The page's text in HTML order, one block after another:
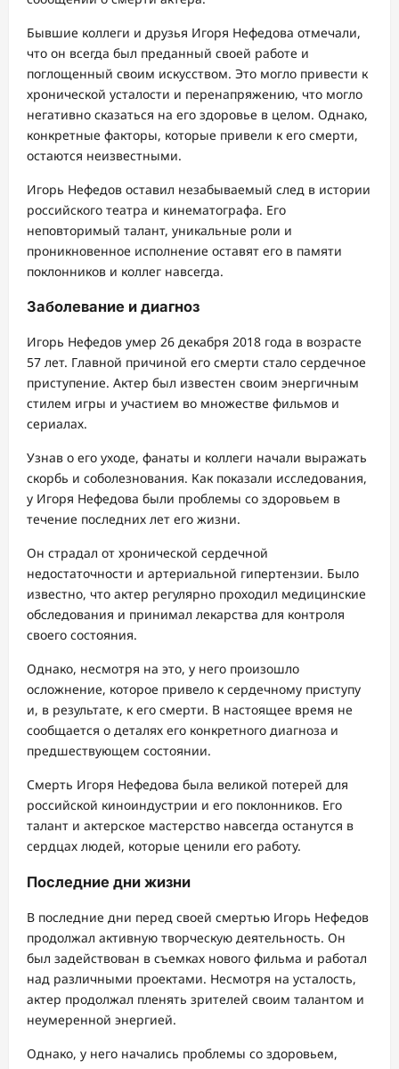
Бывшие коллеги и друзья Игоря Нефедова отмечали,
что он всегда был преданный своей работе и
поглощенный своим искусством. Это могло привести к
хронической усталости и перенапряжению, что могло
негативно сказаться на его здоровье в целом. Однако,
конкретные факторы, которые привели к его смерти,
остаются неизвестными.
Игорь Нефедов оставил незабываемый след в истории
российского театра и кинематографа. Его
неповторимый талант, уникальные роли и
проникновенное исполнение оставят его в памяти
поклонников и коллег навсегда.
Заболевание и диагноз
Игорь Нефедов умер 26 декабря 2018 года в возрасте
57 лет. Главной причиной его смерти стало сердечное
приступение. Актер был известен своим энергичным
стилем игры и участием во множестве фильмов и
сериалах.
Узнав о его уходе, фанаты и коллеги начали выражать
скорбь и соболезнования. Как показали исследования,
у Игоря Нефедова были проблемы со здоровьем в
течение последних лет его жизни.
Он страдал от хронической сердечной
недостаточности и артериальной гипертензии. Было
известно, что актер регулярно проходил медицинские
обследования и принимал лекарства для контроля
своего состояния.
Однако, несмотря на это, у него произошло
осложнение, которое привело к сердечному приступу
и, в результате, к его смерти. В настоящее время не
сообщается о деталях его конкретного диагноза и
предшествующем состоянии.
Смерть Игоря Нефедова была великой потерей для
российской киноиндустрии и его поклонников. Его
талант и актерское мастерство навсегда останутся в
сердцах людей, которые ценили его работу.
Последние дни жизни
В последние дни перед своей смертью Игорь Нефедов
продолжал активную творческую деятельность. Он
был задействован в съемках нового фильма и работал
над различными проектами. Несмотря на усталость,
актер продолжал пленять зрителей своим талантом и
неумеренной энергией.
Однако, у него начались проблемы со здоровьем,